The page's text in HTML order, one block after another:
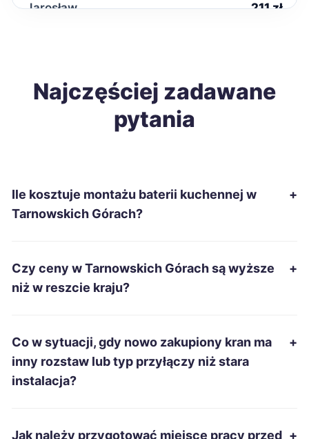
Jarosław 211 zł
Tomaszów Mazowiecki 212 zł
Mielec 215 zł
Racibórz
Tarnobrzeg
Łomża 215 zł
Najczęściej zadawane
pytania
Ile kosztuje montażu baterii kuchennej w
Tarnowskich Górach?
+
Czy ceny w Tarnowskich Górach są wyższe
niż w reszcie kraju?
+
Co w sytuacji, gdy nowo zakupiony kran ma
inny rozstaw lub typ przyłączy niż stara
instalacja?
+
Jak należy przygotować miejsce pracy przed +